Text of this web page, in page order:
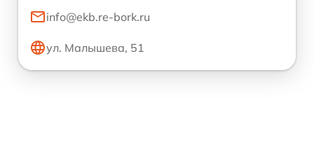
info@ekb.re-bork.ru
ул. Малышева, 51